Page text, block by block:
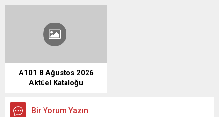
A101 8 Ağustos 2026
Aktüel Kataloğu
Bir Yorum Yazın